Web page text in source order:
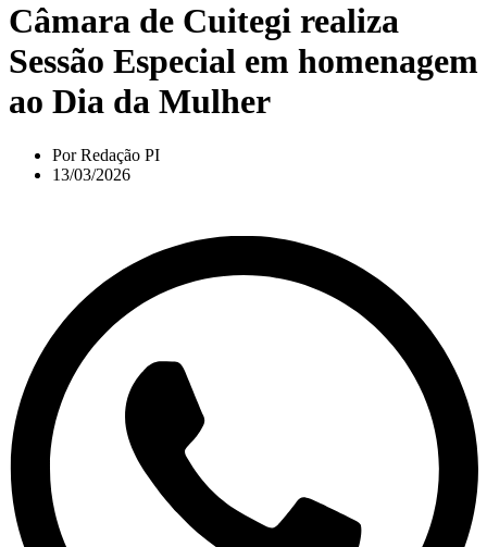
Câmara de Cuitegi realiza
Sessão Especial em homenagem
ao Dia da Mulher
PorRedação PI
13/03/2026